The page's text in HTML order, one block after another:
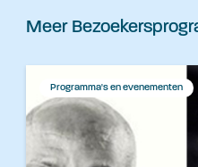
Meer
Programma's en evenementen